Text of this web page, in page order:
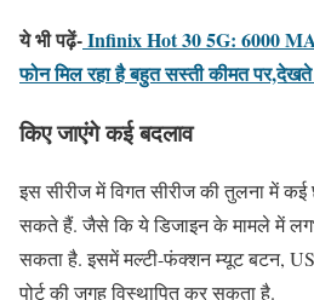
ये भी पढ़ें-Infinix Hot 30 5G: 6000
फोन मिल रहा है बहुत सस्ती कीमत
किए जाएंगे कई बदलाव
इस सीरीज में विगत सीरीज की तुलना में
सकते हैं. जैसे कि ये डिजाइन के मामले में
सकता है. इसमें मल्टी-फंक्शन म्यूट बटन,
पोर्ट की जगह विस्थापित कर सकता है.